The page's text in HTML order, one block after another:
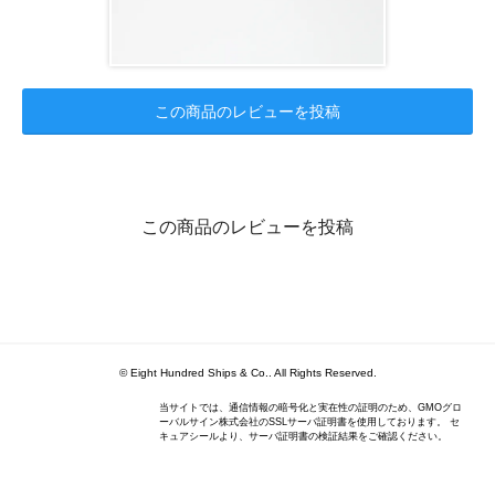
この商品のレビューを投稿
この商品のレビューを投稿
© Eight Hundred Ships & Co.. All Rights Reserved.
当サイトでは、通信情報の暗号化と実在性の証明のため、GMOグロ
ーバルサイン株式会社のSSLサーバ証明書を使用しております。 セ
キュアシールより、サーバ証明書の検証結果をご確認ください。